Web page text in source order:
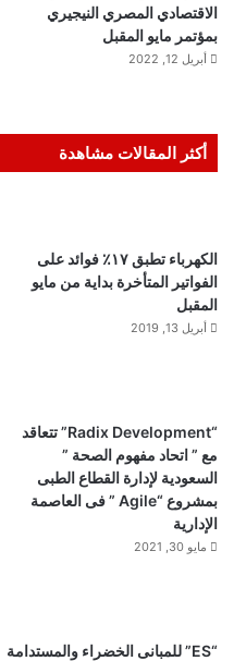
الاقتصادي المصري النيجيري
بمؤتمر مايو المقبل
أبريل 12, 2022
أكثر المقالات مشاهدة
الكهرباء تطبق ١٧٪ فوائد على
الفواتير المتأخرة بداية من مايو
المقبل
أبريل 13, 2019
“Radix Development” تتعاقد
مع ” اتحاد مفهوم الصحة ”
السعودية لإدارة القطاع الطبى
بمشروع “Agile ” فى العاصمة
الإدارية
مايو 30, 2021
“ES” للمبانى الخضراء والمستدامة